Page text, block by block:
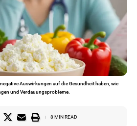
Auswirkungen auf die Gesundheit haben, wie
und Verdauungsprobleme.
8 MIN READ